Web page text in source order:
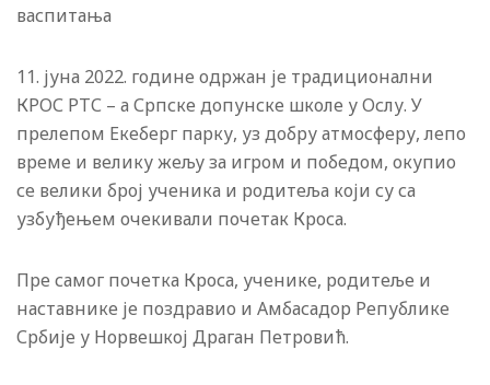
васпитања
11. jуна 2022. године одржан jе традиционални
КРОС РТС – а Српске допунске школе у Ослу. У
прелепом Екеберг парку, уз добру атмосферу, лепо
време и велику жељу за игром и победом, окупио
се велики броj ученика и родитеља коjи су са
узбуђењем очекивали почетак Кроса.
Пре самог почетка Кроса, ученике, родитеље и
наставнике jе поздравио и Амбасадор Републике
Србиjе у Норвешкоj Драган Петровић.